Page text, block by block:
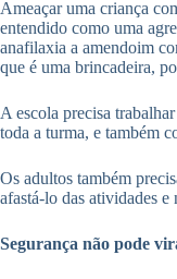
Ameaçar uma criança
entendido como uma
anafilaxia a amendoim
que é uma brincadeira,
A escola precisa
toda a turma, e também
Os adultos também
afastá-lo das atividades e
Segurança não pode